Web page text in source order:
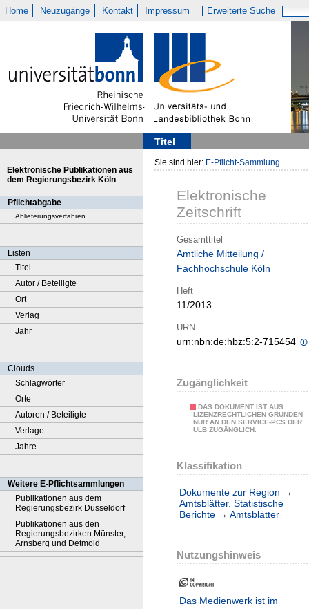
Home Neuzugänge Kontakt Impressum Erweiterte Suche
Titel
Elektronische Publikationen aus
dem Regierungsbezirk Köln
Pflichtabgabe
Ablieferungsverfahren
Listen
Titel
Autor / Beteiligte
Ort
Verlag
Jahr
Clouds
Schlagwörter
Orte
Autoren / Beteiligte
Verlage
Jahre
Weitere E-Pflichtsammlungen
Publikationen aus dem
Regierungsbezirk Düsseldorf
Publikationen aus den
Regierungsbezirken Münster,
Arnsberg und Detmold
Sie sind hier: E-Pflicht-Sammlung
Elektronische
Zeitschrift
Gesamttitel
Amtliche Mitteilung /
Fachhochschule Köln
Heft
11/2013
URN
urn:nbn:de:hbz:5:2-715454
Zugänglichkeit
DAS DOKUMENT IST AUS
LIZENZRECHTLICHEN GRÜNDEN
NUR AN DEN SERVICE-PCS DER
ULB ZUGÄNGLICH.
Klassifikation
Dokumente zur Region →
Amtsblätter. Statistische
Berichte → Amtsblätter
Nutzungshinweis
Das Medienwerk ist im